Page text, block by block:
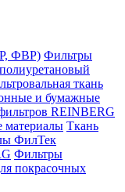
ФВР) Фильтры
ткань
и бумажные
REINBERG
Ткань
ФилТек
Фильтры
покрасочных